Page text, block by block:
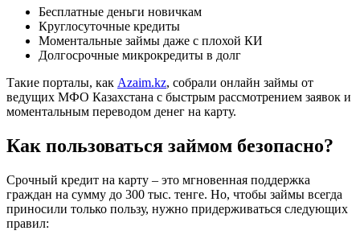
Бесплатные деньги новичкам
Круглосуточные кредиты
Моментальные займы даже с плохой КИ
Долгосрочные микрокредиты в долг
Такие порталы, как Azaim.kz, собрали онлайн займы от
ведущих МФО Казахстана с быстрым рассмотрением заявок и
моментальным переводом денег на карту.
Как пользоваться займом безопасно?
Срочный кредит на карту – это мгновенная поддержка
граждан на сумму до 300 тыс. тенге. Но, чтобы займы всегда
приносили только пользу, нужно придерживаться следующих
правил: